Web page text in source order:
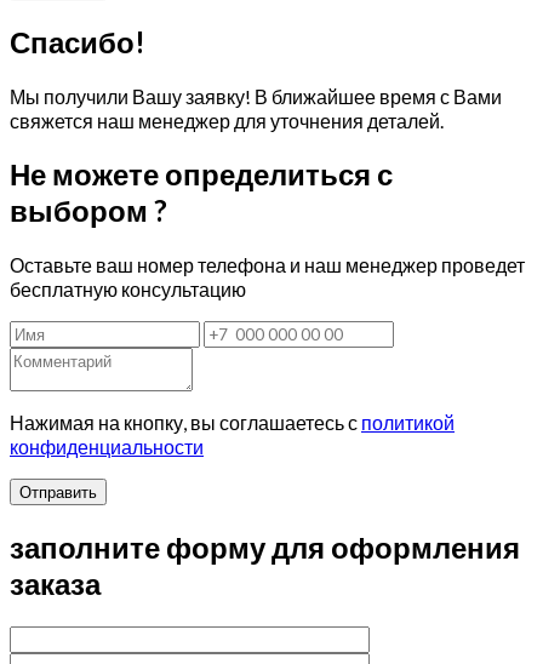
Спасибо!
Мы получили Вашу заявку! В ближайшее время с Вами
свяжется наш менеджер для уточнения деталей.
Не можете определиться с
выбором ?
Оставьте ваш номер телефона и наш менеджер проведет
бесплатную консультацию
Нажимая на кнопку, вы соглашаетесь с политикой
конфиденциальности
Отправить
заполните форму для оформления
заказа